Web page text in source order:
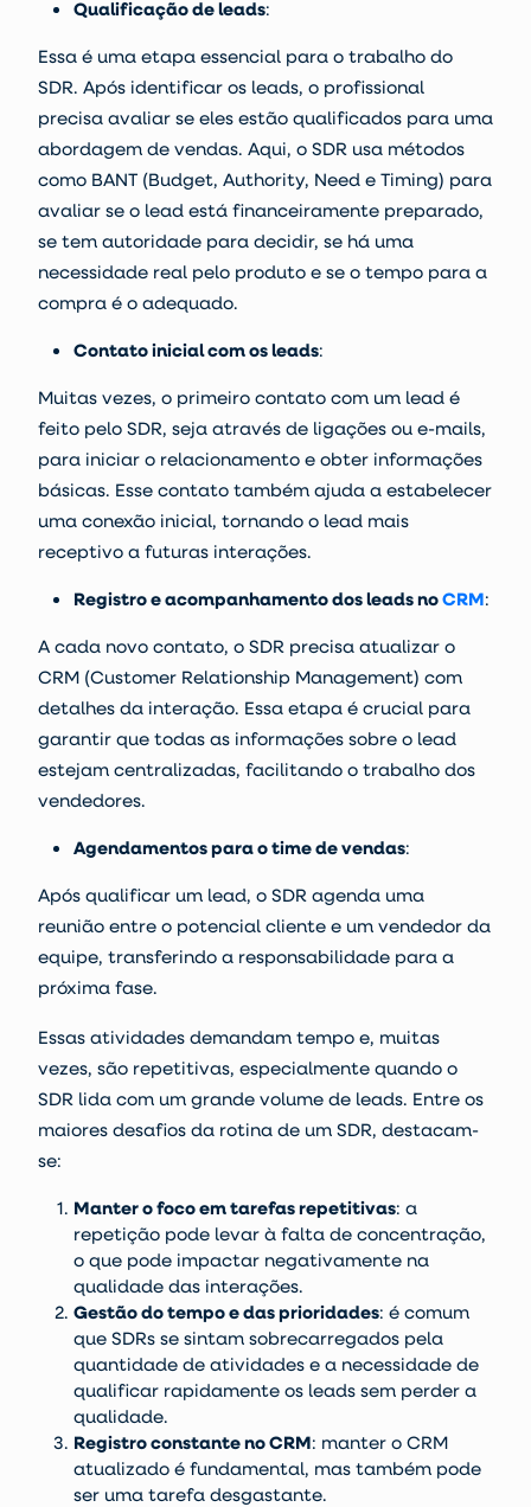
Qualificação de leads:
Essa é uma etapa essencial para o trabalho do
SDR. Após identificar os leads, o profissional
precisa avaliar se eles estão qualificados para uma
abordagem de vendas. Aqui, o SDR usa métodos
como BANT (Budget, Authority, Need e Timing) para
avaliar se o lead está financeiramente preparado,
se tem autoridade para decidir, se há uma
necessidade real pelo produto e se o tempo para a
compra é o adequado.
Contato inicial com os leads:
Muitas vezes, o primeiro contato com um lead é
feito pelo SDR, seja através de ligações ou e-mails,
para iniciar o relacionamento e obter informações
básicas. Esse contato também ajuda a estabelecer
uma conexão inicial, tornando o lead mais
receptivo a futuras interações.
Registro e acompanhamento dos leads noCRM:
A cada novo contato, o SDR precisa atualizar o
CRM (Customer Relationship Management) com
detalhes da interação. Essa etapa é crucial para
garantir que todas as informações sobre o lead
estejam centralizadas, facilitando o trabalho dos
vendedores.
Agendamentos para o time de vendas:
Após qualificar um lead, o SDR agenda uma
reunião entre o potencial cliente e um vendedor da
equipe, transferindo a responsabilidade para a
próxima fase.
Essas atividades demandam tempo e, muitas
vezes, são repetitivas, especialmente quando o
SDR lida com um grande volume de leads. Entre os
maiores desafios da rotina de um SDR, destacam-
se:
Manter o foco em tarefas repetitivas: a
repetição pode levar à falta de concentração,
o que pode impactar negativamente na
qualidade das interações.
Gestão do tempo e das prioridades: é comum
que SDRs se sintam sobrecarregados pela
quantidade de atividades e a necessidade de
qualificar rapidamente os leads sem perder a
qualidade.
Registro constante no CRM: manter o CRM
atualizado é fundamental, mas também pode
ser uma tarefa desgastante.